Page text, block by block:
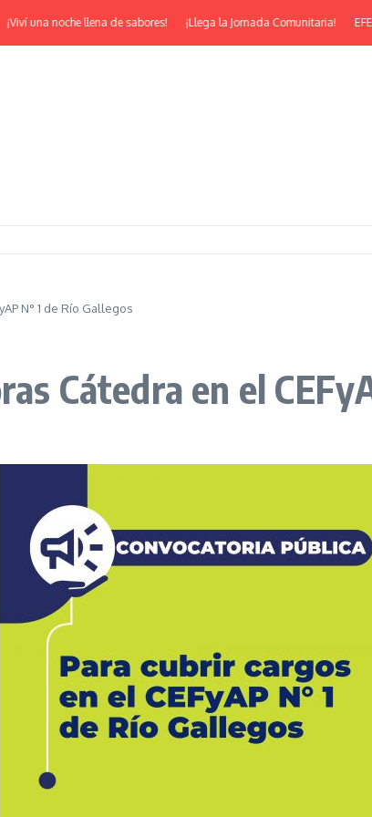
una noche llena de sabores! ¡Llega la Jornada Comunitaria!
N° 1 de Río Gallegos
Cátedra en el